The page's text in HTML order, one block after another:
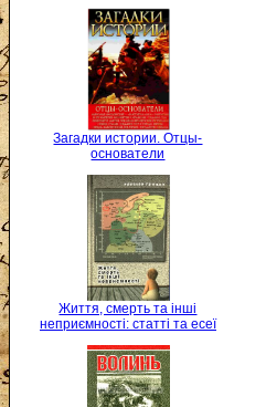
Загадки истории. Отцы-
основатели
Життя, смерть та інші
неприємності: статті та есеї